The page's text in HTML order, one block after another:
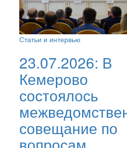
Статьи и интервью
23.07.2026: В
Кемерово
состоялось
совещание по